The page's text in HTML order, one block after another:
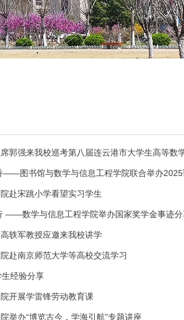
郭强来我校巡考第八届连云港市大学生高等数
——图书馆与数学与信息工程学院联合举办
赴宋跳小学看望实习学生
——数学与信息工程学院举办国家奖学金事迹分
轶军教授应邀来我校讲学
赴南京师范大学等高校交流学习
经验分享
开展学雷锋劳动教育课
举办“博览古今，学海引航”专题讲座